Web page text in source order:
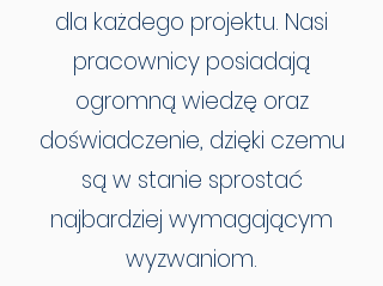
dla każdego projektu. Nasi
pracownicy posiadają
ogromną wiedzę oraz
doświadczenie, dzięki czemu
są w stanie sprostać
najbardziej wymagającym
wyzwaniom.